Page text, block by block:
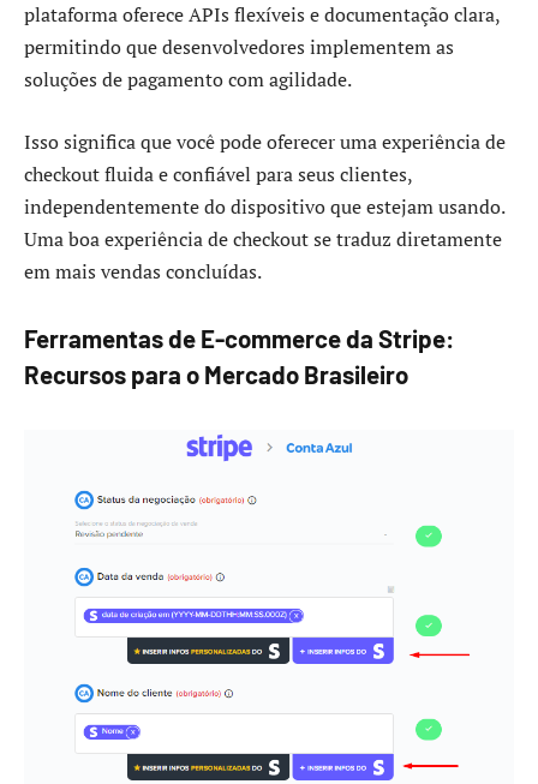
plataforma oferece APIs flexíveis e documentação clara,
permitindo que desenvolvedores implementem as
soluções de pagamento com agilidade.
Isso significa que você pode oferecer uma experiência de
checkout fluida e confiável para seus clientes,
independentemente do dispositivo que estejam usando.
Uma boa experiência de checkout se traduz diretamente
em mais vendas concluídas.
Ferramentas de E-commerce da Stripe:
Recursos para o Mercado Brasileiro